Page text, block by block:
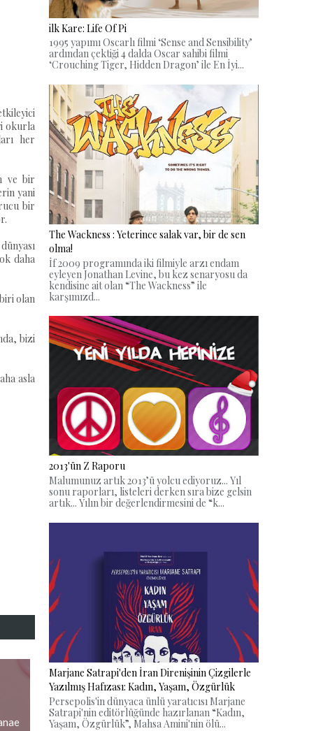
okurla
her
ve bir
yani
bir
daha
olan
bizi
asla
ilk Kare: Life Of Pi
1995 yapımı Oscarlı filmi ‘Sense and Sensibility’
ardından çektiği 4 dalda Oscar sahibi filmi
‘Crouching Tiger, Hidden Dragon’ ile En İyi...
The Wackness : Yeterince salak var, bir de sen
olma!
İf 2009 programında iki filmiyle arzı endam
eyleyen Jonathan Levine, bu kez senaryosu da
kendisine ait olan “The Wackness” ile
karşımızd...
2013'ün Z Raporu
Malumunuz artık 2013’ü yolcu ediyoruz... Yıl
sonu raporları, listeleri derken sıra bize gelsin
artık... Yılın bir değerlendirmesini de “k...
Marjane Satrapi'den İran Direnişinin Çizgilerle
Yazılmış Hafızası: Kadın, Yaşam, Özgürlük
Persepolis'in dünyaca ünlü yaratıcısı Marjane
Satrapi'nin editörlüğünde hazırlanan “Kadın,
Yaşam, Özgürlük”, Mahsa Amini'nin ölü...